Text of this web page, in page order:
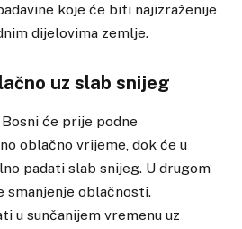
koje će biti najizraženije
dijelovima zemlje.
uz slab snijeg
Bosni će prije podne
oblačno vrijeme, dok će u
padati slab snijeg. U drugom
smanjenje oblačnosti.
u sunčanijem vremenu uz